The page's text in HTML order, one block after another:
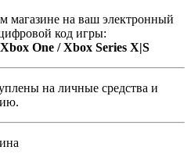
магазине на ваш электронный
код игры:
One / Xbox Series X|S
на личные средства и